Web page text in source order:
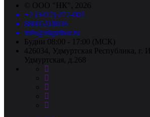
© ООО "НК", 2026
+7 (3412) 277-001
88005118036
info@nkpribor.ru
Будни 08:00 - 17:00 (МСК)
426034, Удмуртская Республика, г.
Удмуртская, д.268